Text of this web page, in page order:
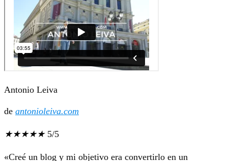
Antonio Leiva
de antonioleiva.com
★★★★★ 5/5
«Creé un blog y mi objetivo era convertirlo en un